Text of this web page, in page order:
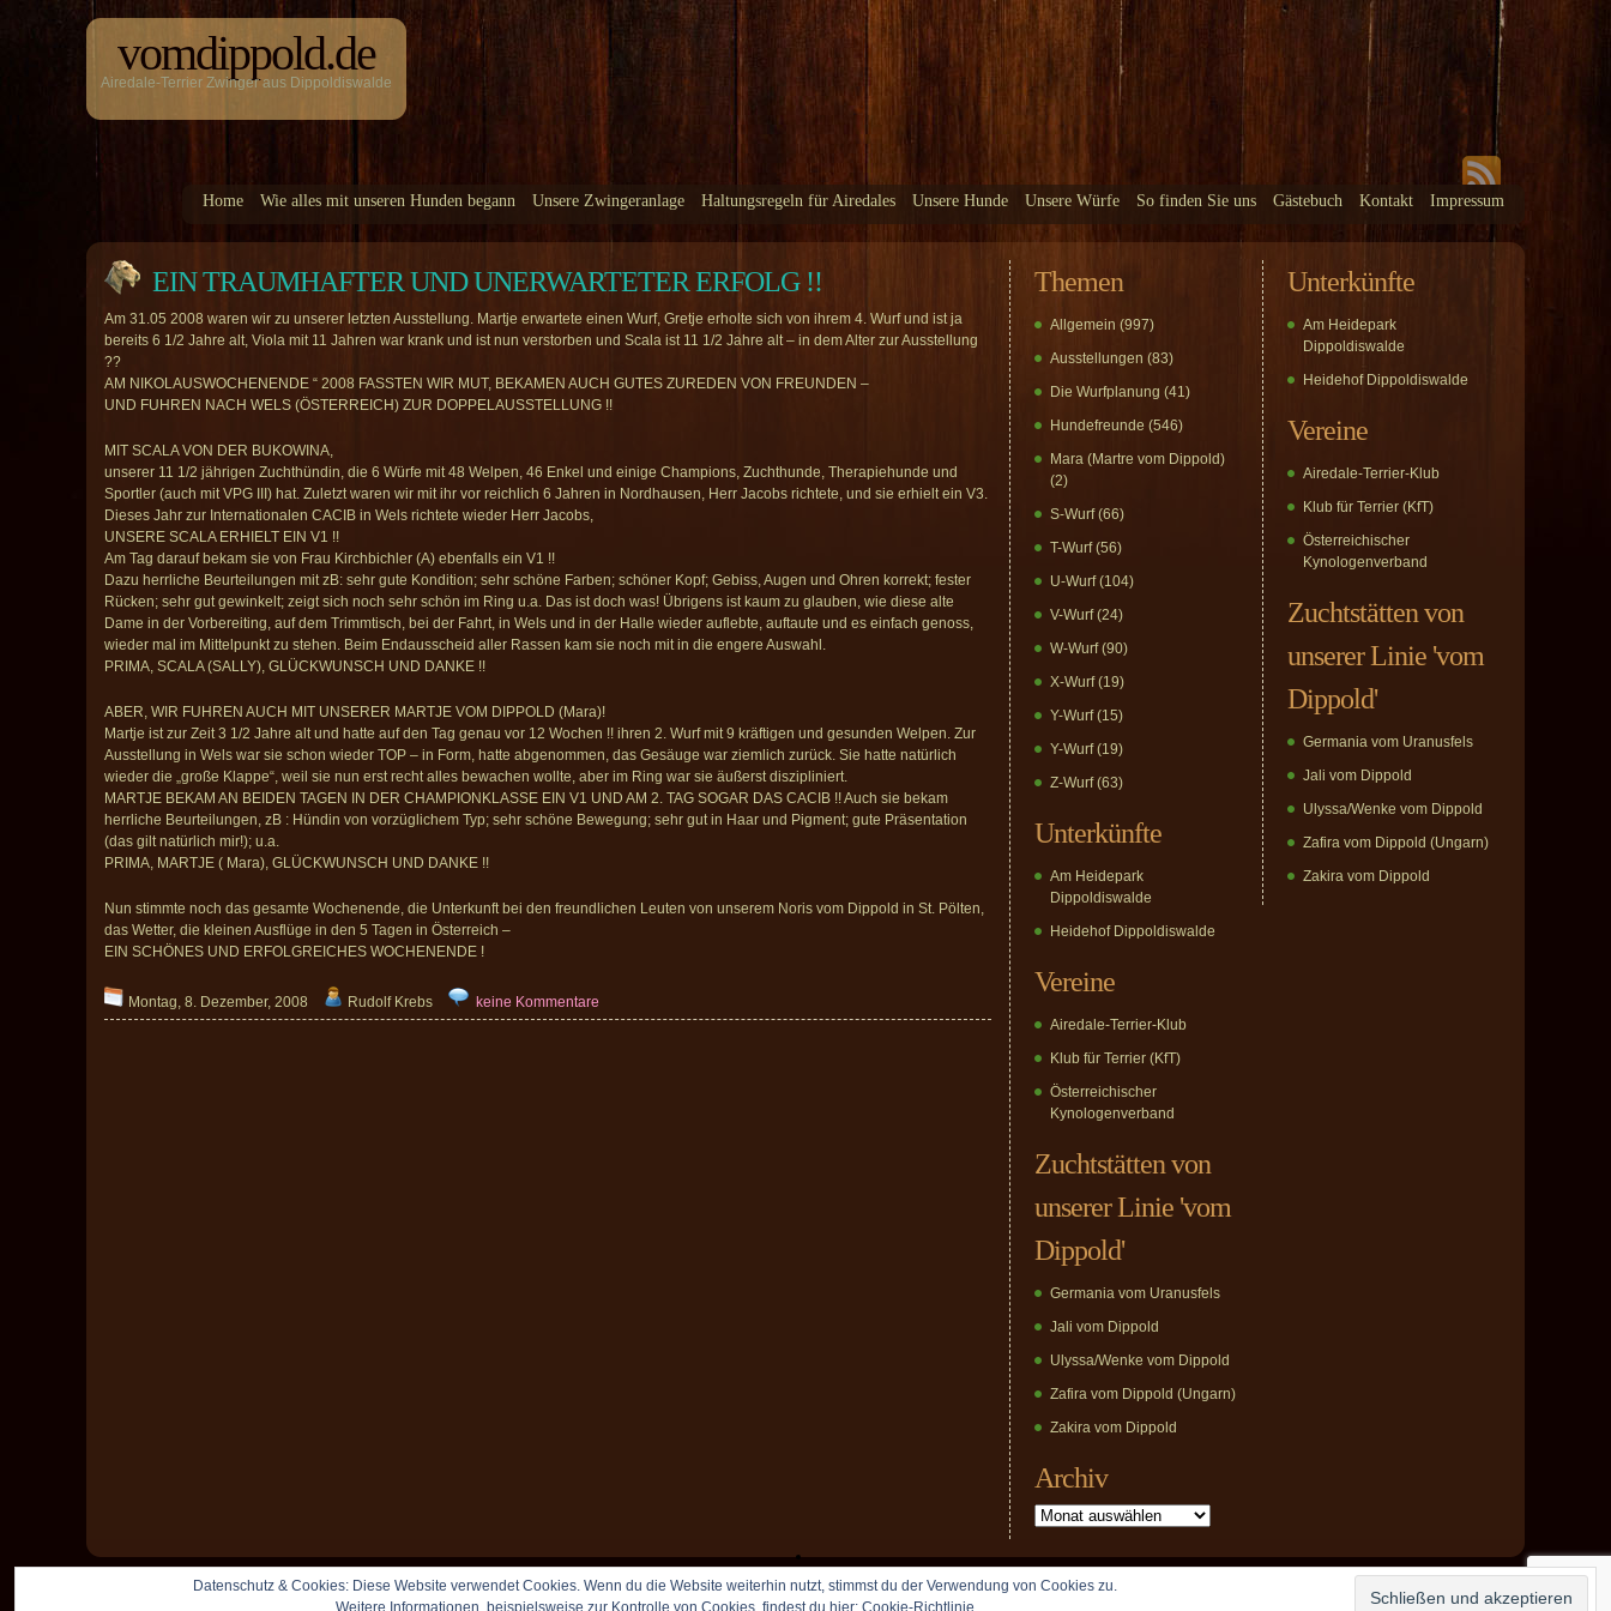
vomdippold.de
Airedale-Terrier Zwinger aus Dippoldiswalde
Home Wie alles mit unseren Hunden begann Unsere Zwingeranlage Haltungsregeln für Airedales Unsere Hunde Unsere Würfe So finden Sie uns Gästebuch Kontakt Impressum
EIN TRAUMHAFTER UND UNERWARTETER ERFOLG !!
Am 31.05 2008 waren wir zu unserer letzten Ausstellung. Martje erwartete einen Wurf, Gretje erholte sich von ihrem 4. Wurf und ist ja
bereits 6 1/2 Jahre alt, Viola mit 11 Jahren war krank und ist nun verstorben und Scala ist 11 1/2 Jahre alt – in dem Alter zur Ausstellung
??
AM NIKOLAUSWOCHENENDE “ 2008 FASSTEN WIR MUT, BEKAMEN AUCH GUTES ZUREDEN VON FREUNDEN –
UND FUHREN NACH WELS (ÖSTERREICH) ZUR DOPPELAUSSTELLUNG !!
MIT SCALA VON DER BUKOWINA,
unserer 11 1/2 jährigen Zuchthündin, die 6 Würfe mit 48 Welpen, 46 Enkel und einige Champions, Zuchthunde, Therapiehunde und
Sportler (auch mit VPG III) hat. Zuletzt waren wir mit ihr vor reichlich 6 Jahren in Nordhausen, Herr Jacobs richtete, und sie erhielt ein V3.
Dieses Jahr zur Internationalen CACIB in Wels richtete wieder Herr Jacobs,
UNSERE SCALA ERHIELT EIN V1 !!
Am Tag darauf bekam sie von Frau Kirchbichler (A) ebenfalls ein V1 !!
Dazu herrliche Beurteilungen mit zB: sehr gute Kondition; sehr schöne Farben; schöner Kopf; Gebiss, Augen und Ohren korrekt; fester
Rücken; sehr gut gewinkelt; zeigt sich noch sehr schön im Ring u.a. Das ist doch was! Übrigens ist kaum zu glauben, wie diese alte
Dame in der Vorbereiting, auf dem Trimmtisch, bei der Fahrt, in Wels und in der Halle wieder auflebte, auftaute und es einfach genoss,
wieder mal im Mittelpunkt zu stehen. Beim Endausscheid aller Rassen kam sie noch mit in die engere Auswahl.
PRIMA, SCALA (SALLY), GLÜCKWUNSCH UND DANKE !!
ABER, WIR FUHREN AUCH MIT UNSERER MARTJE VOM DIPPOLD (Mara)!
Martje ist zur Zeit 3 1/2 Jahre alt und hatte auf den Tag genau vor 12 Wochen !! ihren 2. Wurf mit 9 kräftigen und gesunden Welpen. Zur
Ausstellung in Wels war sie schon wieder TOP – in Form, hatte abgenommen, das Gesäuge war ziemlich zurück. Sie hatte natürlich
wieder die „große Klappe“, weil sie nun erst recht alles bewachen wollte, aber im Ring war sie äußerst diszipliniert.
MARTJE BEKAM AN BEIDEN TAGEN IN DER CHAMPIONKLASSE EIN V1 UND AM 2. TAG SOGAR DAS CACIB !! Auch sie bekam
herrliche Beurteilungen, zB : Hündin von vorzüglichem Typ; sehr schöne Bewegung; sehr gut in Haar und Pigment; gute Präsentation
(das gilt natürlich mir!); u.a.
PRIMA, MARTJE ( Mara), GLÜCKWUNSCH UND DANKE !!
Nun stimmte noch das gesamte Wochenende, die Unterkunft bei den freundlichen Leuten von unserem Noris vom Dippold in St. Pölten,
das Wetter, die kleinen Ausflüge in den 5 Tagen in Österreich –
EIN SCHÖNES UND ERFOLGREICHES WOCHENENDE !
Montag, 8. Dezember, 2008 Rudolf Krebs keine Kommentare
Themen
Allgemein (997)
Ausstellungen (83)
Die Wurfplanung (41)
Hundefreunde (546)
Mara (Martre vom Dippold)
(2)
S-Wurf(66)
T-Wurf(56)
U-Wurf(104)
V-Wurf(24)
W-Wurf(90)
X-Wurf(19)
Y-Wurf(15)
Y-Wurf(19)
Z-Wurf(63)
Unterkünfte
Am Heidepark
Dippoldiswalde
Heidehof Dippoldiswalde
Vereine
Airedale-Terrier-Klub
Klub für Terrier (KfT)
Österreichischer
Kynologenverband
Zuchtstätten von
unserer Linie 'vom
Dippold'
Germania vom Uranusfels
Jali vom Dippold
Ulyssa/Wenke vom Dippold
Zafira vom Dippold (Ungarn)
Zakira vom Dippold
Archiv
Archiv
Unterkünfte
Am Heidepark
Dippoldiswalde
Heidehof Dippoldiswalde
Vereine
Airedale-Terrier-Klub
Klub für Terrier (KfT)
Österreichischer
Kynologenverband
Zuchtstätten von
unserer Linie 'vom
Dippold'
Germania vom Uranusfels
Jali vom Dippold
Ulyssa/Wenke vom Dippold
Zafira vom Dippold (Ungarn)
Zakira vom Dippold
Copyright © 2009 vomDippold.de. All rights reserved.
Datenschutz & Cookies: Diese Website verwendet Cookies. Wenn du die Website weiterhin nutzt, stimmst du der Verwendung von Cookies zu.
Weitere Informationen, beispielsweise zur Kontrolle von Cookies, findest du hier:Cookie-Richtlinie